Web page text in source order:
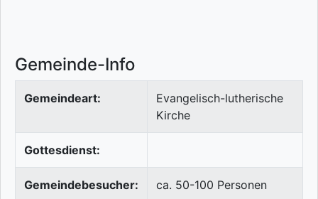
Gemeinde-Info
Gemeindeart:
Evangelisch-lutherische
Kirche
Gottesdienst:
Gemeindebesucher: ca. 50-100 Personen